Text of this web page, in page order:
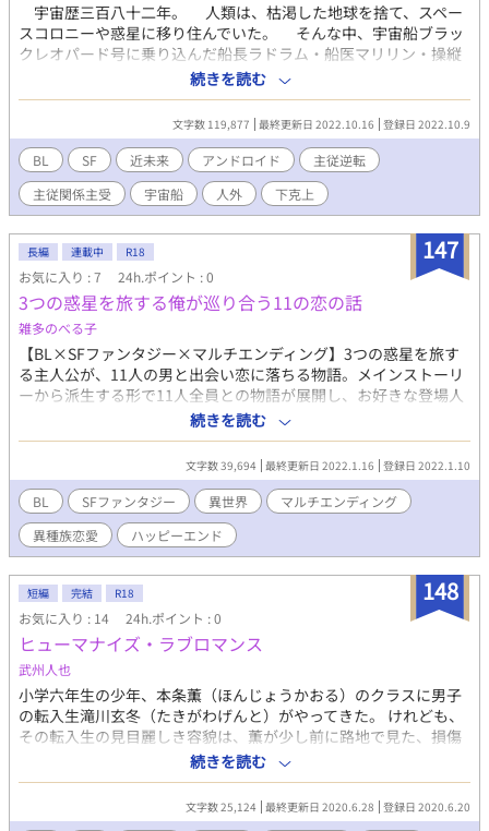
宇宙歴三百八十二年。 人類は、枯渇した地球を捨て、スペー
スコロニーや惑星に移り住んでいた。 そんな中、宇宙船ブラッ
クレオパード号に乗り込んだ船長ラドラム・船医マリリン・操縦
士ロディは、便利屋を営んでいた。 船長ラドラムは、宇宙船の
Ａ．Ｉ．『プラチナ』を愛する一風変わった男。 そんなラドラ
ムの所に持ち込まれる仕事も、やはり一風変わっていて……？
ラドラムは年若き船長。爺様の代から受け継いでいるという、
ブラックレオパード号で今日も星の海に繰り出す。 だが船員へ
の給料は、未払いの状態が続いていた。ラドラムの機嫌が良いと
きは、要注意だ。 「リスクのあとには、大金っていうメリット
が待ってるんだぜ？ この仕事を終えれば、二ヶ月分の給料が入
るんだ」 そう言って彼は笑う。 爪に火を点すようにこぢんま
りと続けてきた便利屋業だが、この仕事で彼らの生活は一変す
る。 大金と引き換えに連邦警察に追われる身となり、ラドラム
が愛していたはずの女性は男性となって彼らの前に現れる。物心
ついてから父親に頭を撫でられることさえ拒絶していたラドラム
と、彼との恋の行方は？ 次々と巻き込まれる厄介な事件と、連
邦警察からは、逃げ切れるのか？ 誤解の愛情、身から出た錆、
地球外生命体に違法クローン、果たして事態は収束をみせるの
か！？ ＳＦの皮を被ったジェットコースターBLラブストーリ
続きを読む
文字数 119,877 最終更新日 2022.10.16 登録日 2022.10.9
BL SF 近未来 アンドロイド
主従逆転
主従関係主受
宇宙船 人外 下克上
147
長編 連載中 R18
お気に入り : 7 24h.ポイント : 0
3つの惑星を旅する俺が巡り合う11の恋の話
雑多のべる子
【BL×SFファンタジー×マルチエンディング】3つの惑星を旅す
る主人公が、11人の男と出会い恋に落ちる物語。メインストーリ
ーから派生する形で11人全員との物語が展開し、お好きな登場人
物とのハッピーエンドをお楽しみいただける親切設計。SF要素や
冒険要素にはご都合主義が多分に含まれます。ラブロマンス中
心、なんちゃってSFファンタジーと思ってお楽しみください。
続きを読む
文字数 39,694 最終更新日 2022.1.16 登録日 2022.1.10
BL SFファンタジー 異世界
マルチエンディング
異種族恋愛
ハッピーエンド
148
短編 完結 R18
お気に入り : 14 24h.ポイント : 0
ヒューマナイズ・ラブロマンス
武州人也
小学六年生の少年、本条薫（ほんじょうかおる）のクラスに男子
の転入生滝川玄冬（たきがわげんと）がやってきた。 けれども、
その転入生の見目麗しき容貌は、薫が少し前に路地で見た、損傷
した人型ロボットと思しきものに瓜二つであった。 そのことがず
っと引っかかって玄冬のことばかり考えていた薫は、ある時、と
うとう決心した。 「お前のことが好きだ。付き合ってほしい」 ※
この作品は同性同士の性行為の描写を含みます。
続きを読む
文字数 25,124 最終更新日 2020.6.28 登録日 2020.6.20